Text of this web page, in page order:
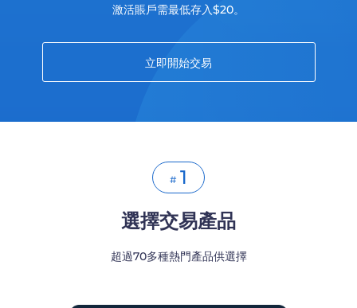
激活賬戶需最低存入$20。
立即開始交易
# 1
選擇交易產品
超過70多種熱門產品供選擇